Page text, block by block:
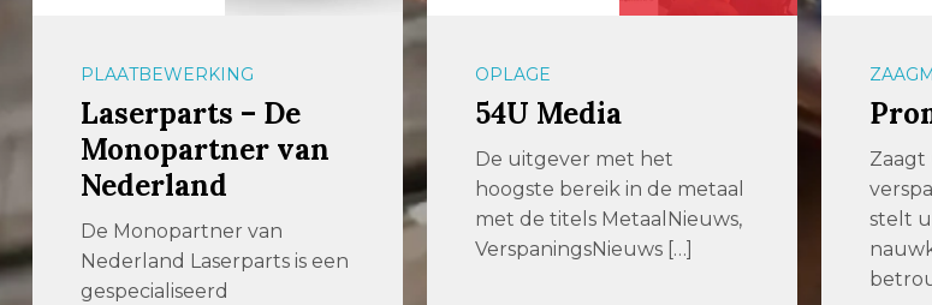
PLAATBEWERKING
Laserparts – De
Monopartner van
Nederland
De Monopartner van
Nederland Laserparts is een
gespecialiseerd
OPLAGE
54U Media
De uitgever met het
hoogste bereik in de metaal
met de titels MetaalNieuws,
VerspaningsNieuws […]
Zaagt
stelt u